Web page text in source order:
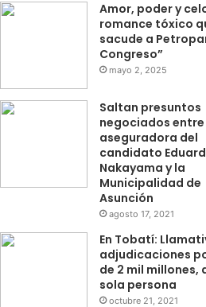
Amor, poder y
romance tóxico
sacude a
Congreso”
mayo 2, 2025
Saltan presuntos
negociados entre
aseguradora del
candidato
Nakayama y la
Municipalidad de
Asunción
agosto 17, 2021
En Tobatí:
adjudicaciones
de 2 mil millones,
sola persona
octubre 21, 2021